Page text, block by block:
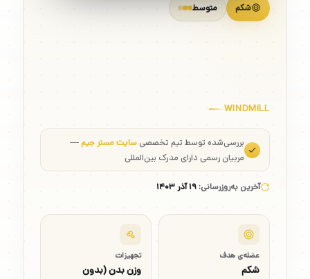
شکم متوسط
WINDMILL
بررسی‌شده توسط تیم تخصصیسایت مستر جیم—
مربیان رسمی دارای مدرک بین‌المللی
آخرین به‌روزرسانی:۱۹ آذر ۱۴۰۳
عضله‌ی هدف
شکم
تجهیزات
وزن بدن (بدون